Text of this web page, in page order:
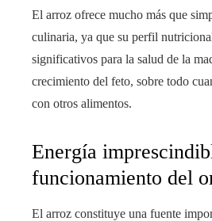
El arroz ofrece mucho más que
culinaria, ya que su perfil
significativos para la salud de la
crecimiento del feto, sobre todo
con otros alimentos.
Energía
funcionamiento del
El arroz constituye una fuente